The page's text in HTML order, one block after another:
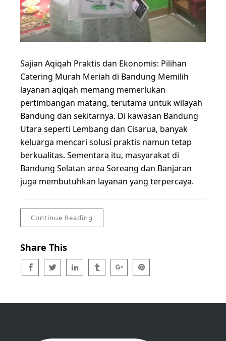
Sajian Aqiqah Praktis dan Ekonomis: Pilihan
Catering Murah Meriah di Bandung Memilih
layanan aqiqah memang memerlukan
pertimbangan matang, terutama untuk wilayah
Bandung dan sekitarnya. Di kawasan Bandung
Utara seperti Lembang dan Cisarua, banyak
keluarga mencari solusi praktis namun tetap
berkualitas. Sementara itu, masyarakat di
Bandung Selatan area Soreang dan Banjaran
juga membutuhkan layanan yang terpercaya.
Continue Reading
Share This